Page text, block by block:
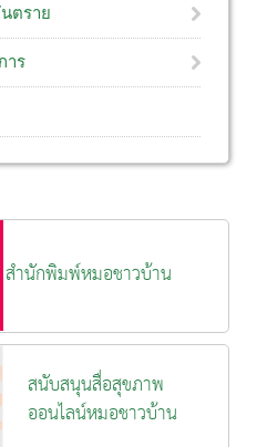
ตราย
าร
สำนักพิมพ์หมอชาวบ้าน
สนับสนุนสื่อสุขภาพ
ออนไลน์หมอชาวบ้าน